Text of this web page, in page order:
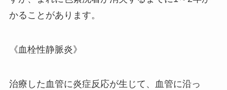
かることがあります。
《血栓性静脈炎》
治療した血管に炎症反応が生じて、血管に沿っ